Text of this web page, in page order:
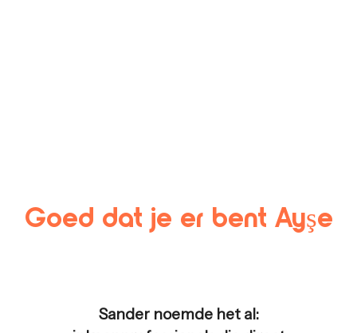
Goed dat je er bent Ayşe
Sander noemde het al: